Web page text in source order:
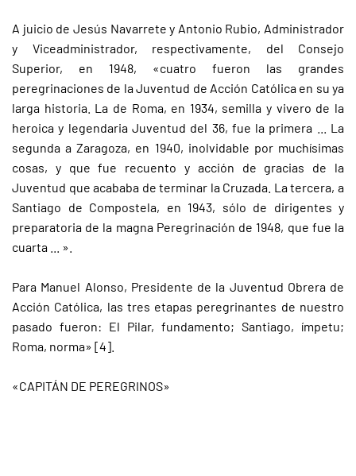
A juicio de Jesús Navarrete y Antonio Rubio, Administrador
y Viceadministrador, respectivamente, del Consejo
Superior, en 1948, «cuatro fueron las grandes
peregrinaciones de la Juventud de Acción Católica en su ya
larga historia. La de Roma, en 1934, semilla y vivero de la
heroica y legendaria Juventud del 36, fue la primera ... La
segunda a Zaragoza, en 1940, inolvidable por muchísimas
cosas, y que fue recuento y acción de gracias de la
Juventud que acababa de terminar la Cruzada. La tercera, a
Santiago de Compostela, en 1943, sólo de dirigentes y
preparatoria de la magna Peregrinación de 1948, que fue la
cuarta ... ».
Para Manuel Alonso, Presidente de la Juventud Obrera de
Acción Católica, las tres etapas peregrinantes de nuestro
pasado fueron: El Pilar, fundamento; Santiago, ímpetu;
Roma, norma» [4].
«CAPITÁN DE PEREGRINOS»